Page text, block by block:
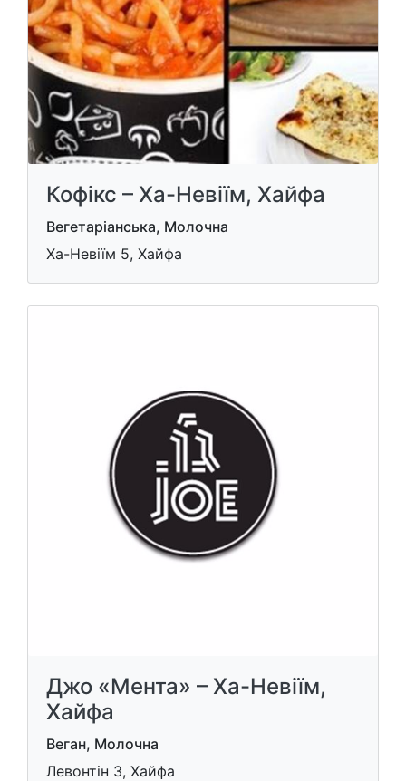
Кофікс – Ха-Невіїм, Хайфа
Вегетаріанська, Молочна
Ха-Невіїм 5, Хайфа
Джо «Мента» – Ха-Невіїм,
Хайфа
Веган, Молочна
Левонтін 3, Хайфа